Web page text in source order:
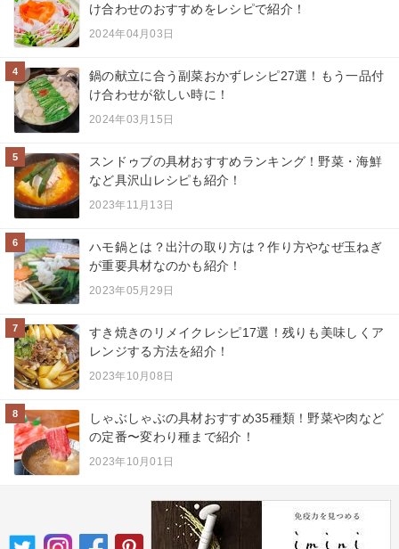
け合わせのおすすめをレシピで紹介！
2024年04月03日
4
鍋の献立に合う副菜おかずレシピ27選！もう一品付
け合わせが欲しい時に！
2024年03月15日
5
スンドゥブの具材おすすめランキング！野菜・海鮮
など具沢山レシピも紹介！
2023年11月13日
6
ハモ鍋とは？出汁の取り方は？作り方やなぜ玉ねぎ
が重要具材なのかも紹介！
2023年05月29日
7
すき焼きのリメイクレシピ17選！残りも美味しくア
レンジする方法を紹介！
2023年10月08日
8
しゃぶしゃぶの具材おすすめ35種類！野菜や肉など
の定番〜変わり種まで紹介！
2023年10月01日